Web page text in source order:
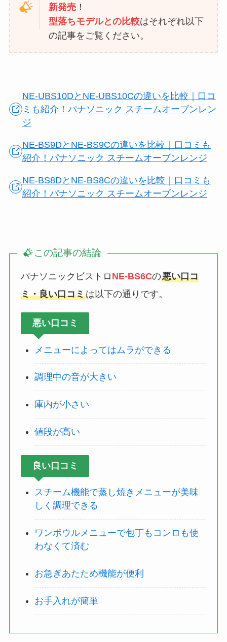
新発売 ！
型落ちモデルとの比較はそれぞれ以下
の記事をご覧ください。
NE-UBS10DとNE-UBS10Cの違いを比較｜口コ
ミも紹介！パナソニック スチームオーブンレン
ジ
NE-BS9DとNE-BS9Cの違いを比較｜口コミも
紹介！パナソニック スチームオーブンレンジ
NE-BS8DとNE-BS8Cの違いを比較｜口コミも
紹介！パナソニック スチームオーブンレンジ
この記事の結論
パナソニックビストロ NE-BS6Cの悪い口コ
ミ・良い口コミは以下の通りです。
悪い口コミ
メニューによってはムラができる
調理中の音が大きい
庫内が小さい
値段が高い
良い口コミ
スチーム機能で蒸し焼きメニューが美味
しく調理できる
ワンボウルメニューで包丁もコンロも使
わなくて済む
お急ぎあたため機能が便利
お手入れが簡単